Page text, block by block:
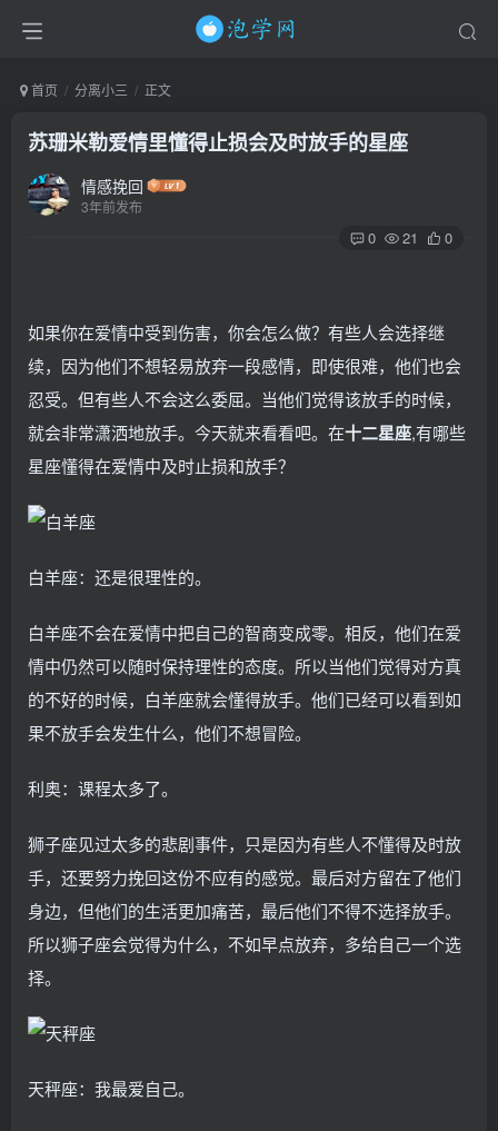
首页 分离小三 正文
苏珊米勒爱情里懂得止损会及时放手的星座
情感挽回
3年前发布
0 21 0
如果你在爱情中受到伤害，你会怎么做？有些人会选择继
续，因为他们不想轻易放弃一段感情，即使很难，他们也会
忍受。但有些人不会这么委屈。当他们觉得该放手的时候，
就会非常潇洒地放手。今天就来看看吧。在十二星座,有哪些
星座懂得在爱情中及时止损和放手？
白羊座：还是很理性的。
白羊座不会在爱情中把自己的智商变成零。相反，他们在爱
情中仍然可以随时保持理性的态度。所以当他们觉得对方真
的不好的时候，白羊座就会懂得放手。他们已经可以看到如
果不放手会发生什么，他们不想冒险。
利奥：课程太多了。
狮子座见过太多的悲剧事件，只是因为有些人不懂得及时放
手，还要努力挽回这份不应有的感觉。最后对方留在了他们
身边，但他们的生活更加痛苦，最后他们不得不选择放手。
所以狮子座会觉得为什么，不如早点放弃，多给自己一个选
择。
天秤座：我最爱自己。